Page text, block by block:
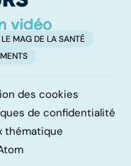
LE MAG DE LA SANTÉ
des cookies
de confidentialité
thématique